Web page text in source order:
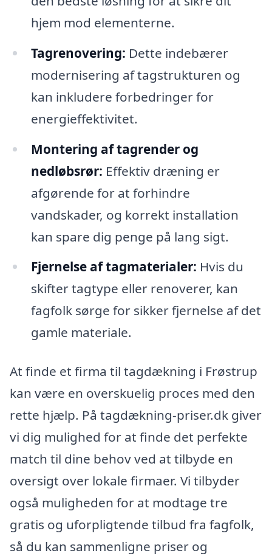
hjem mod elementerne.
Tagrenovering: Dette indebærer
modernisering af tagstrukturen og
kan inkludere forbedringer for
energieffektivitet.
Montering af tagrender og
nedløbsrør: Effektiv dræning er
afgørende for at forhindre
vandskader, og korrekt installation
kan spare dig penge på lang sigt.
Fjernelse af tagmaterialer: Hvis du
skifter tagtype eller renoverer, kan
fagfolk sørge for sikker fjernelse af det
gamle materiale.
At finde et firma til tagdækning i Frøstrup
kan være en overskuelig proces med den
rette hjælp. På tagdækning-priser.dk giver
vi dig mulighed for at finde det perfekte
match til dine behov ved at tilbyde en
oversigt over lokale firmaer. Vi tilbyder
også muligheden for at modtage tre
gratis og uforpligtende tilbud fra fagfolk,
så du kan sammenligne priser og